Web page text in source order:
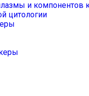
и компонентов
цитологии